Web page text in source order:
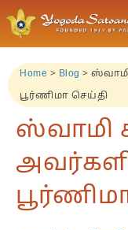
Home > Blog > ஸ்வாமி
பூர்ணிமா செய்தி
ஸ்வாமி